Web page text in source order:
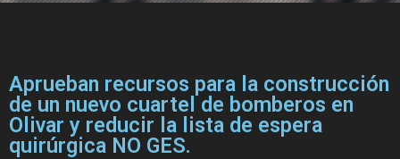
Aprueban recursos para la construcción
de un nuevo cuartel de bomberos en
Olivar y reducir la lista de espera
quirúrgica NO GES.